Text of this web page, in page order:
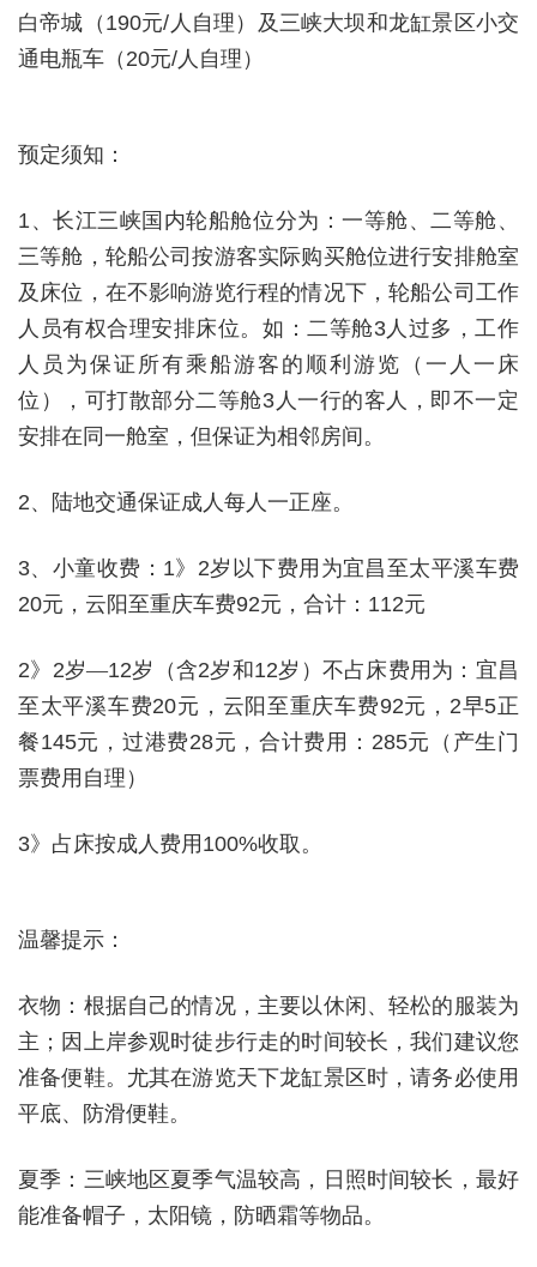
白帝城（ 190元/ 人自理）及三峡大坝和龙缸景区小交
通电瓶车（ 20元/人自理）
预定须知：
1、长江三峡国内轮船舱位分为：一等舱、二等舱、
三等舱，轮船公司按游客实际购买舱位进行安排舱室
及床位，在不影响游览行程的情况下，轮船公司工作
人员有权合理安排床位。如：二等舱3人过多，工作
人员为保证所有乘船游客的顺利游览（一人一床
位），可打散部分二等舱3 人一行的客人，即不一定
安排在同一舱室，但保证为相邻房间。
2、陆地交通保证成人每人一正座。
3、小童收费： 1》 2岁以下费用为宜昌至太平溪车费
20元，云阳至重庆车费92元，合计： 112元
2》 2岁—12岁（含2岁和12岁）不占床费用为：宜昌
至太平溪车费20元，云阳至重庆车费92元， 2早5正
餐145元，过港费28元，合计费用： 285元（产生门
票费用自理）
3》占床按成人费用 100%收取。
温馨提示：
衣物：根据自己的情况，主要以休闲、轻松的服装为
主；因上岸参观时徒步行走的时间较长，我们建议您
准备便鞋。尤其在游览天下龙缸景区时，请务必使用
平底、防滑便鞋。
夏季：三峡地区夏季气温较高，日照时间较长，最好
能准备帽子，太阳镜，防晒霜等物品。